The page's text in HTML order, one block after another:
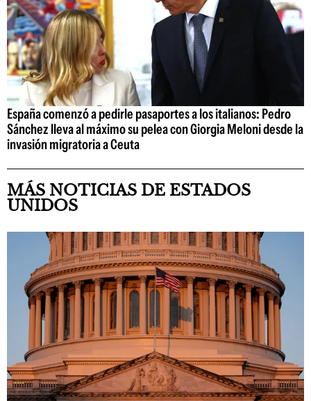
España comenzó a pedirle pasaportes a los italianos: Pedro
Sánchez lleva al máximo su pelea con Giorgia Meloni desde la
invasión migratoria a Ceuta
MÁS NOTICIAS DE ESTADOS
UNIDOS